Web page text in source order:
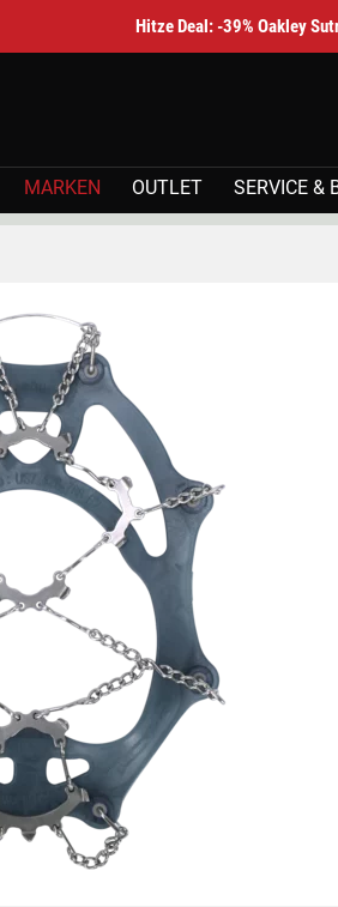
Hitze Deal: -39% Oakley
MARKEN OUTLET SERVICE &